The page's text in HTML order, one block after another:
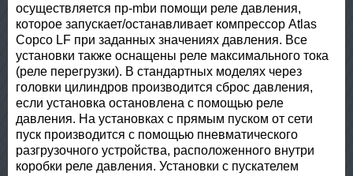
осуществляется пр-mbи помощи реле давления,
которое запускает/останавливает компрессор Atlas
Copco LF при заданных значениях давления. Все
установки также оснащены реле максимального тока
(реле перегрузки). В стандартных моделях через
головки цилиндров производится сброс давления,
если установка остановлена с помощью реле
давления. На установках с прямым пуском от сети
пуск производится с помощью пневматического
разгрузочного устройства, расположенного внутри
коробки реле давления. Установки с пускателем